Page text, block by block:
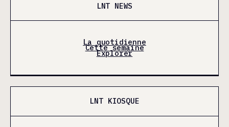
LNT NEWS
La quotidienne
Cette semaine
Explorer
LNT KIOSQUE